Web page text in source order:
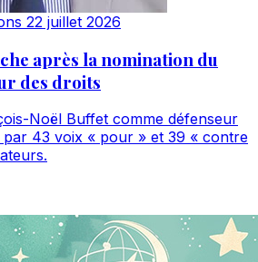
22 juillet 2026
après la nomination du
des droits
Noël Buffet comme défenseur
43 voix « pour » et 39 « contre